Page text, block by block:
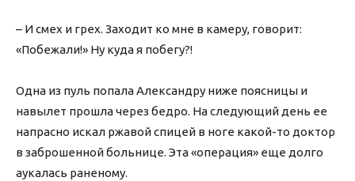
– И смех и грех. Заходит ко мне в камеру, говорит:
«Побежали!» Ну куда я побегу?!
Одна из пуль попала Александру ниже поясницы и
навылет прошла через бедро. На следующий день ее
напрасно искал ржавой спицей в ноге какой-то доктор
в заброшенной больнице. Эта «операция» еще долго
аукалась раненому.